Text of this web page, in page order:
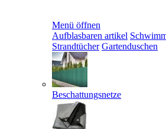
Menü öffnen
Aufblasbaren artikel
Strandtücher Gartenduschen
Beschattungsnetze